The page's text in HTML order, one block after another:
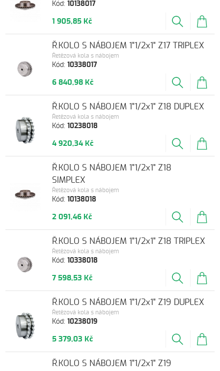
Kód:10138017
1 905,85 Kč
Kód:10338017
Řetězová kola s nábojem
Ř.KOLO S NÁBOJEM 1"1/2x1" Z17 TRIPLEX
6 840,98 Kč
Kód:10238018
Řetězová kola s nábojem
Ř.KOLO S NÁBOJEM 1"1/2x1" Z18 DUPLEX
4 920,34 Kč
Kód:10138018
Řetězová kola s nábojem
Ř.KOLO S NÁBOJEM 1"1/2x1" Z18
SIMPLEX
2 091,46 Kč
Kód:10338018
Řetězová kola s nábojem
Ř.KOLO S NÁBOJEM 1"1/2x1" Z18 TRIPLEX
7 598,53 Kč
Kód:10238019
Řetězová kola s nábojem
Ř.KOLO S NÁBOJEM 1"1/2x1" Z19 DUPLEX
5 379,03 Kč
Ř.KOLO S NÁBOJEM 1"1/2x1" Z19